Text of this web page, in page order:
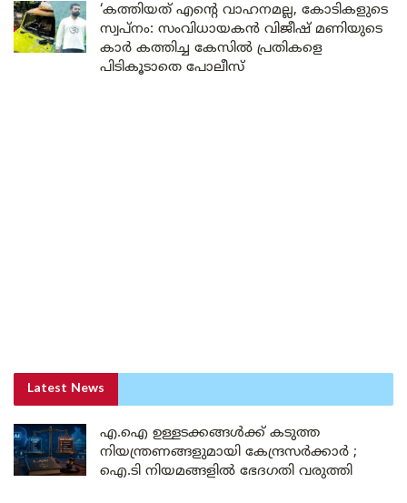
‘കത്തിയത് എന്റെ വാഹനമല്ല, കോടികളുടെ
സ്വപ്നം: സംവിധായകൻ വിജീഷ് മണിയുടെ
കാർ കത്തിച്ച കേസിൽ പ്രതികളെ
പിടികൂടാതെ പോലീസ്
Latest News
എ.ഐ ഉള്ളടക്കങ്ങൾക്ക് കടുത്ത
നിയന്ത്രണങ്ങളുമായി കേന്ദ്രസർക്കാർ ;
ഐ.ടി നിയമങ്ങളിൽ ഭേദഗതി വരുത്തി